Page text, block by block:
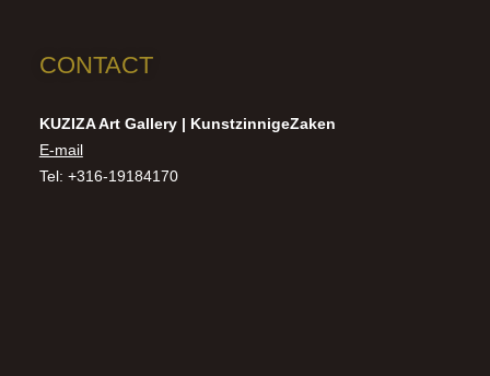
CONTACT
KUZIZA Art Gallery | KunstzinnigeZaken
E-mail
Tel: +316-19184170